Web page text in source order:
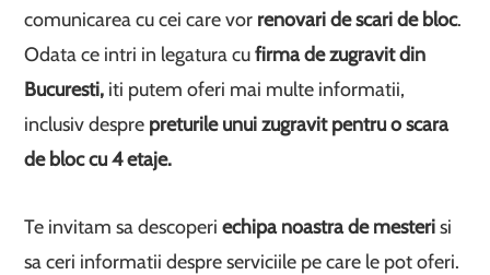
comunicarea cu cei care vor renovari de scari de bloc.
Odata ce intri in legatura cufirma de zugravit din
Bucuresti, iti putem oferi mai multe informatii,
inclusiv despre preturile unui zugravit pentru o scara
de bloc cu 4 etaje.
Te invitam sa descoperiechipa noastra de mesterisi
sa ceri informatii despre serviciile pe care le pot oferi.